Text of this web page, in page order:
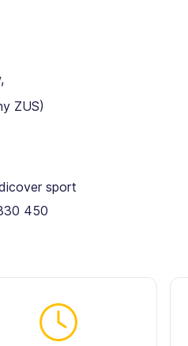
ZUS)
sport
450